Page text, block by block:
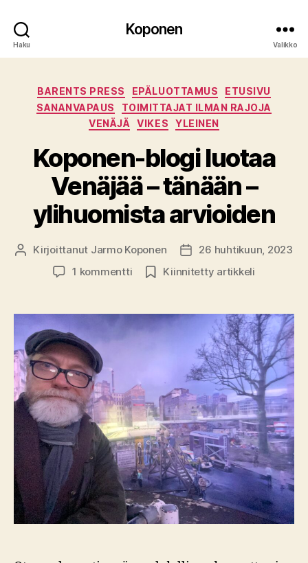
Haku
Koponen
Valikko
Kategoriat
BARENTS PRESS EPÄLUOTTAMUS
ETUSIVU
SANANVAPAUS
TOIMITTAJAT ILMAN RAJOJA
VENÄJÄ
VIKES YLEINEN
Koponen-blogi luotaa
Venäjää – tänään –
ylihuomista arvioiden
Kirjoittaja
Kirjoittanut Jarmo Koponen Julkaisupäivämäärä
26 huhtikuun, 2023
1 kommenttiartikkeliin
luotaa
Venäjää
ylihuomista
arvioiden
Kiinnitetty artikkeli